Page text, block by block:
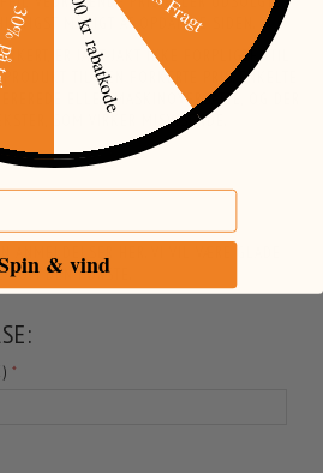
MULIGT AT OPDATERE SIDEN.
ER JAGT-JAKT IKKE FORPLIGTET TIL
TIL DEN FORKERTE PRIS. ENKELTE
ELLER MASKINOVERSATTE, OG DER
SOM VIRKER MISVISENDE.
SOM DEN FØRSTE.
500 kr rabatkode
tøj
& vind